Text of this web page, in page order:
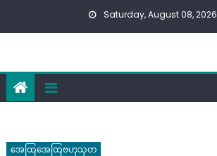
Saturday, August 08, 2026
အေထြအေထြဗဟုသုတ